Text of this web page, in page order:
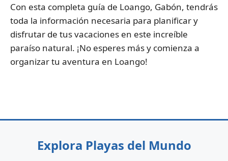
Con esta completa guía de Loango, Gabón, tendrás
toda la información necesaria para planificar y
disfrutar de tus vacaciones en este increíble
paraíso natural. ¡No esperes más y comienza a
organizar tu aventura en Loango!
Explora Playas del Mundo